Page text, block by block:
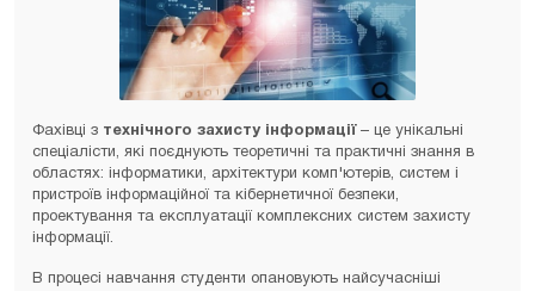
Фахівці з технічного захисту інформації– це унікальні
спеціалісти, які поєднують теоретичні та практичні знання в
областях: інформатики, архітектури комп'ютерів, систем і
пристроїв інформаційної та кібернетичної безпеки,
проектування та експлуатації комплексних систем захисту
інформації.
В процесі навчання студенти опановують найсучасніші